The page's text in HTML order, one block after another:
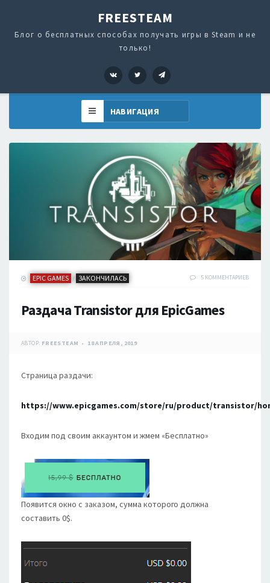
FREESTEAM
Блог о бесплатных способах получать игры в Steam и не
только!
VK Twitter
EPIC GAMES / ЗАКОНЧИЛАСЬ 5 КОММЕНТАРИЕВ
Раздача Transistor для EpicGames
АВТОР: FREESTEAM 18 АПРЕЛЯ, 2019
Страница раздачи:
https://www.epicgames.com/store/ru/product/transistor/
Входим под своим аккаунтом и жмем «Бесплатно»
Появится окно с заказом, сумма которого должна
составить 0$.